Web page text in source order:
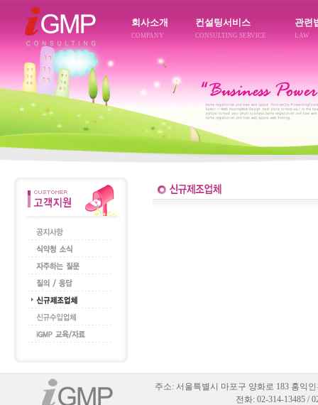
회사소개
COMPANY
컨설팅서비스
CONSULTING SERVICE
관련
LAW
주소: 서울특별시 마포구 양화로 183 홍익
전화: 02-314-13485 /